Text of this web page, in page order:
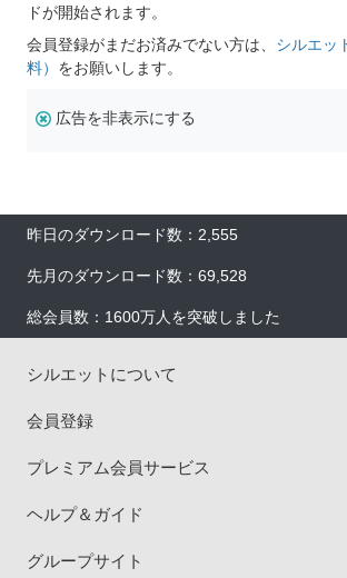
ドが開始されます。
会員登録がまだお済みでない方は、 シルエッ
料） をお願いします。
広告を非表示にする
昨日のダウンロード数：2,555
先月のダウンロード数：69,528
総会員数：1600万人を突破しました
シルエットについて
会員登録
プレミアム会員サービス
ヘルプ＆ガイド
グループサイト